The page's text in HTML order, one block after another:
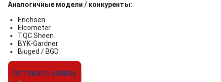
Аналогичные модели / конкуренты:
Erichsen
Elcometer
TQC Sheen
BYK-Gardner
Biuged / BGD
Оставить заявку